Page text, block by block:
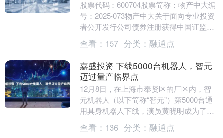
股票代码：600704股票简称：物产中大编
号：2025-073物产中大关于面向专业投资
者公开发行公司债券注册获得中国证监会
核准批复的公告本公司董事会及全体董事
保....
查看： 157 分类： 融通点
嘉盛投资 下线5000台机器人，智元
迈过量产临界点
12月8日，在上海市奉贤区的厂区内，智
元机器人（以下简称“智元”）第5000台通
用具身机器人下线，演员黄晓明成为了这
台刚刚下线的灵犀X2的用户。在走访了智
元工厂....
查看： 136 分类： 融通点